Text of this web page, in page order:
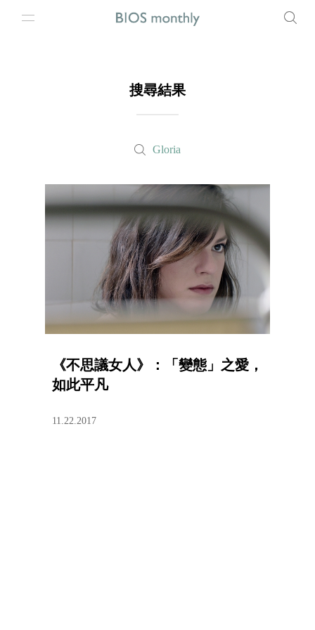
搜尋結果
Gloria
《不思議女人》：「變態」之愛，
如此平凡
11.22.2017